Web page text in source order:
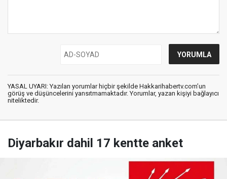
YASAL UYARI: Yazılan yorumlar hiçbir şekilde Hakkarihabertv.com’un
görüş ve düşüncelerini yansıtmamaktadır. Yorumlar, yazan kişiyi bağlayıcı
niteliktedir.
Diyarbakır dahil 17 kentte anket